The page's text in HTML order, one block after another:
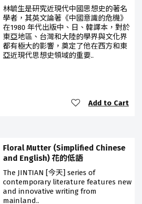
林毓生是研究近現代中國思想史的著名
學者，其英文論著《中國意識的危機》
在1980 年代出版中、日、韓譯本，對於
東亞地區、台灣和大陸的學界與文化界
都有極大的影響，奠定了他在西方和東
亞近現代思想史領域的重要..
Add to Cart
Floral Mutter (Simplified Chinese
and English) 花的低語
The JINTIAN [今天] series of
contemporary literature features new
and innovative writing from
mainland..